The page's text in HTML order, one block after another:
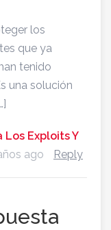
los
que ya
tenido
una solución
Exploits Y
ago Reply